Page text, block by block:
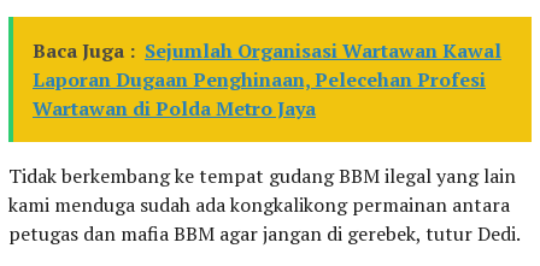
Baca Juga : Sejumlah Organisasi Wartawan Kawal
Laporan Dugaan Penghinaan, Pelecehan Profesi
Wartawan di Polda Metro Jaya
Tidak berkembang ke tempat gudang BBM ilegal yang lain
kami menduga sudah ada kongkalikong permainan antara
petugas dan mafia BBM agar jangan di gerebek, tutur Dedi.